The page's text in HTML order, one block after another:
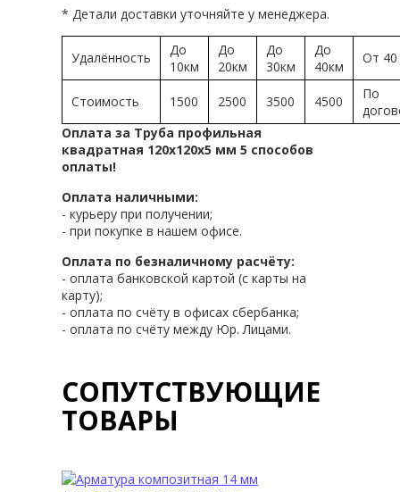
* Детали доставки уточняйте у менеджера.
Удалённость
До
10км
До
20км
До
30км
До
40км
От 40
Стоимость 1500 2500 3500 4500
По
Оплата за Труба профильная
квадратная 120х120х5 мм 5 способов
оплаты!
Оплата наличными:
- курьеру при получении;
- при покупке в нашем офисе.
Оплата по безналичному расчёту:
- оплата банковской картой (с карты на
карту);
- оплата по счёту в офисах сбербанка;
- оплата по счёту между Юр. Лицами.
СОПУТСТВУЮЩИЕ
ТОВАРЫ